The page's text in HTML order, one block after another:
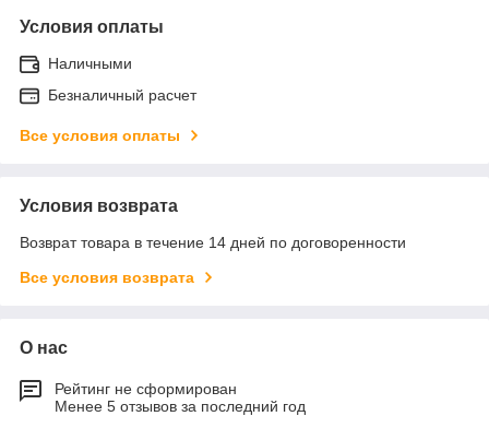
Условия оплаты
Наличными
Безналичный расчет
Все условия оплаты
Условия возврата
Возврат товара в течение 14 дней по договоренности
Все условия возврата
О нас
Рейтинг не сформирован
Менее 5 отзывов за последний год